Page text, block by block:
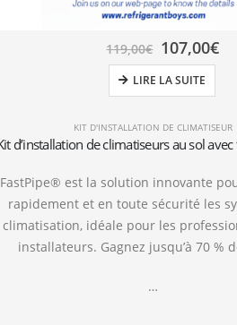
KIT D'INSTALLATION DE CLIMATISEUR
FastPipe® est la solution innovante
rapidement et en toute sécurité les
climatisation, idéale pour les
installateurs. Gagnez jusqu’à 70 %
…
119,00€ 107,00€
LIRE LA SUITE